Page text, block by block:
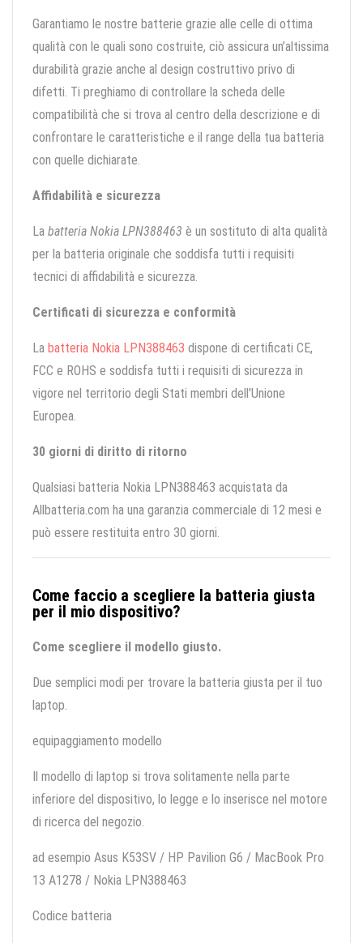
Garantiamo le nostre batterie grazie alle celle di ottima
qualità con le quali sono costruite, ciò assicura un’altissima
durabilità grazie anche al design costruttivo privo di
difetti. Ti preghiamo di controllare la scheda delle
compatibilità che si trova al centro della descrizione e di
confrontare le caratteristiche e il range della tua batteria
con quelle dichiarate.
Affidabilità e sicurezza
La batteria Nokia LPN388463 è un sostituto di alta qualità
per la batteria originale che soddisfa tutti i requisiti
tecnici di affidabilità e sicurezza.
Certificati di sicurezza e conformità
La batteria Nokia LPN388463 dispone di certificati CE,
FCC e ROHS e soddisfa tutti i requisiti di sicurezza in
vigore nel territorio degli Stati membri dell'Unione
Europea.
30 giorni di diritto di ritorno
Qualsiasi batteria Nokia LPN388463 acquistata da
Allbatteria.com ha una garanzia commerciale di 12 mesi e
può essere restituita entro 30 giorni.
Come faccio a scegliere la batteria giusta
per il mio dispositivo?
Come scegliere il modello giusto.
Due semplici modi per trovare la batteria giusta per il tuo
laptop.
equipaggiamento modello
Il modello di laptop si trova solitamente nella parte
inferiore del dispositivo, lo legge e lo inserisce nel motore
di ricerca del negozio.
ad esempio Asus K53SV / HP Pavilion G6 / MacBook Pro
13 A1278 / Nokia LPN388463
Codice batteria